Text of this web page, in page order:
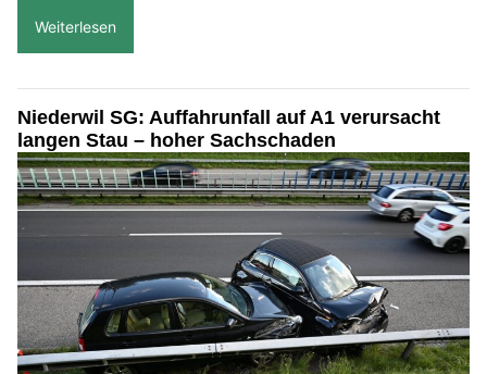
Weiterlesen
Niederwil SG: Auffahrunfall auf A1 verursacht
langen Stau – hoher Sachschaden